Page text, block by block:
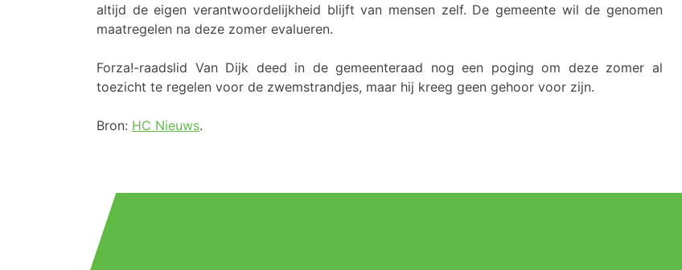
altijd de eigen verantwoordelijkheid blijft van mensen zelf. De gemeente wil de genomen
maatregelen na deze zomer evalueren.
Forza!-raadslid Van Dijk deed in de gemeenteraad nog een poging om deze zomer al
toezicht te regelen voor de zwemstrandjes, maar hij kreeg geen gehoor voor zijn.
Bron: HC Nieuws.